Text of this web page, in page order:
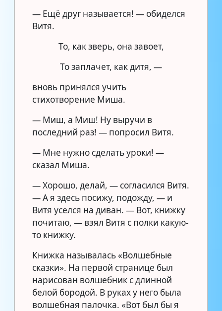
— Ещё друг называется! — обиделся
Витя.
То, как зверь, она завоет,
То заплачет, как дитя, —
вновь принялся учить
стихотворение Миша.
— Миш, а Миш! Ну выручи в
последний раз! — попросил Витя.
— Мне нужно сделать уроки! —
сказал Миша.
— Хорошо, делай, — согласился Витя.
— А я здесь посижу, подожду, — и
Витя уселся на диван. — Вот, книжку
почитаю, — взял Витя с полки какую-
то книжку.
Книжка называлась «Волшебные
сказки». На первой странице был
нарисован волшебник с длинной
белой бородой. В руках у него была
волшебная палочка. «Вот был бы я